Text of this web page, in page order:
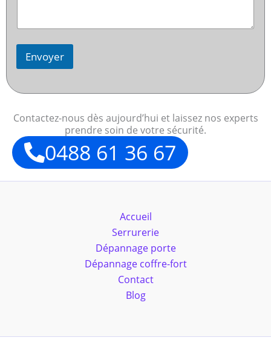
Envoyer
Contactez-nous dès aujourd’hui et laissez nos experts
prendre soin de votre sécurité.
0488 61 36 67
Accueil
Serrurerie
Dépannage porte
Dépannage coffre-fort
Contact
Blog